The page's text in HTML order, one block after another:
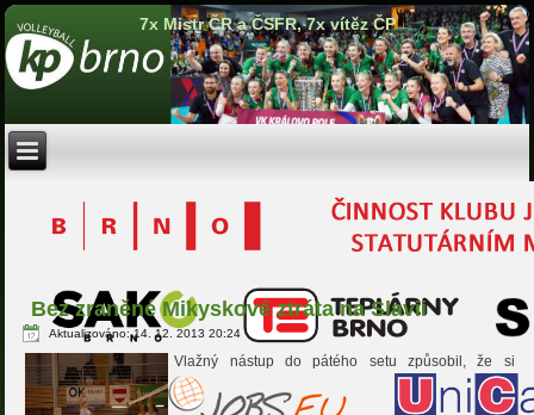
7x Mistr ČR a ČSFR, 7x vítěz ČP
Bez zraněné Mikyskové ztráta na Slavii
Aktualizováno: 14. 12. 2013 20:24
Vlažný nástup do pátého setu způsobil, že si